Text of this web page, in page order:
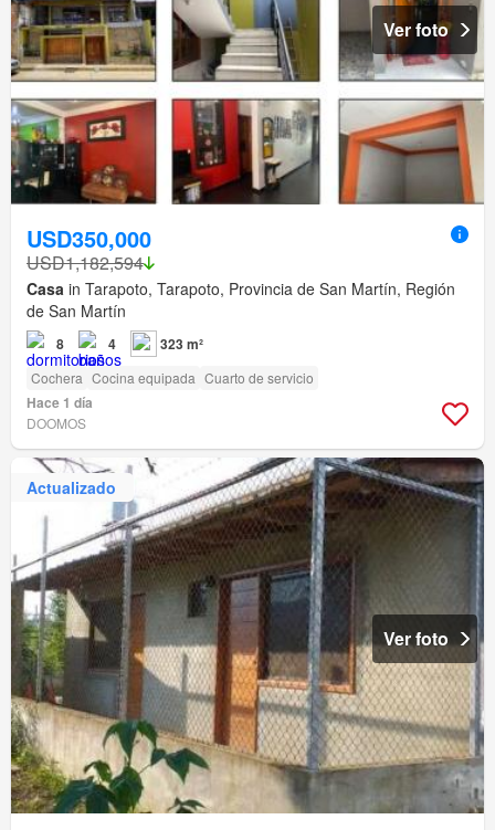
Ver foto
USD350,000
USD1,182,594
Casa in Tarapoto, Tarapoto, Provincia de San Martín, Región
de San Martín
8 4 323 m²
Cochera Cocina equipada Cuarto de servicio
Hace 1 día
DOOMOS
Actualizado
Ver foto